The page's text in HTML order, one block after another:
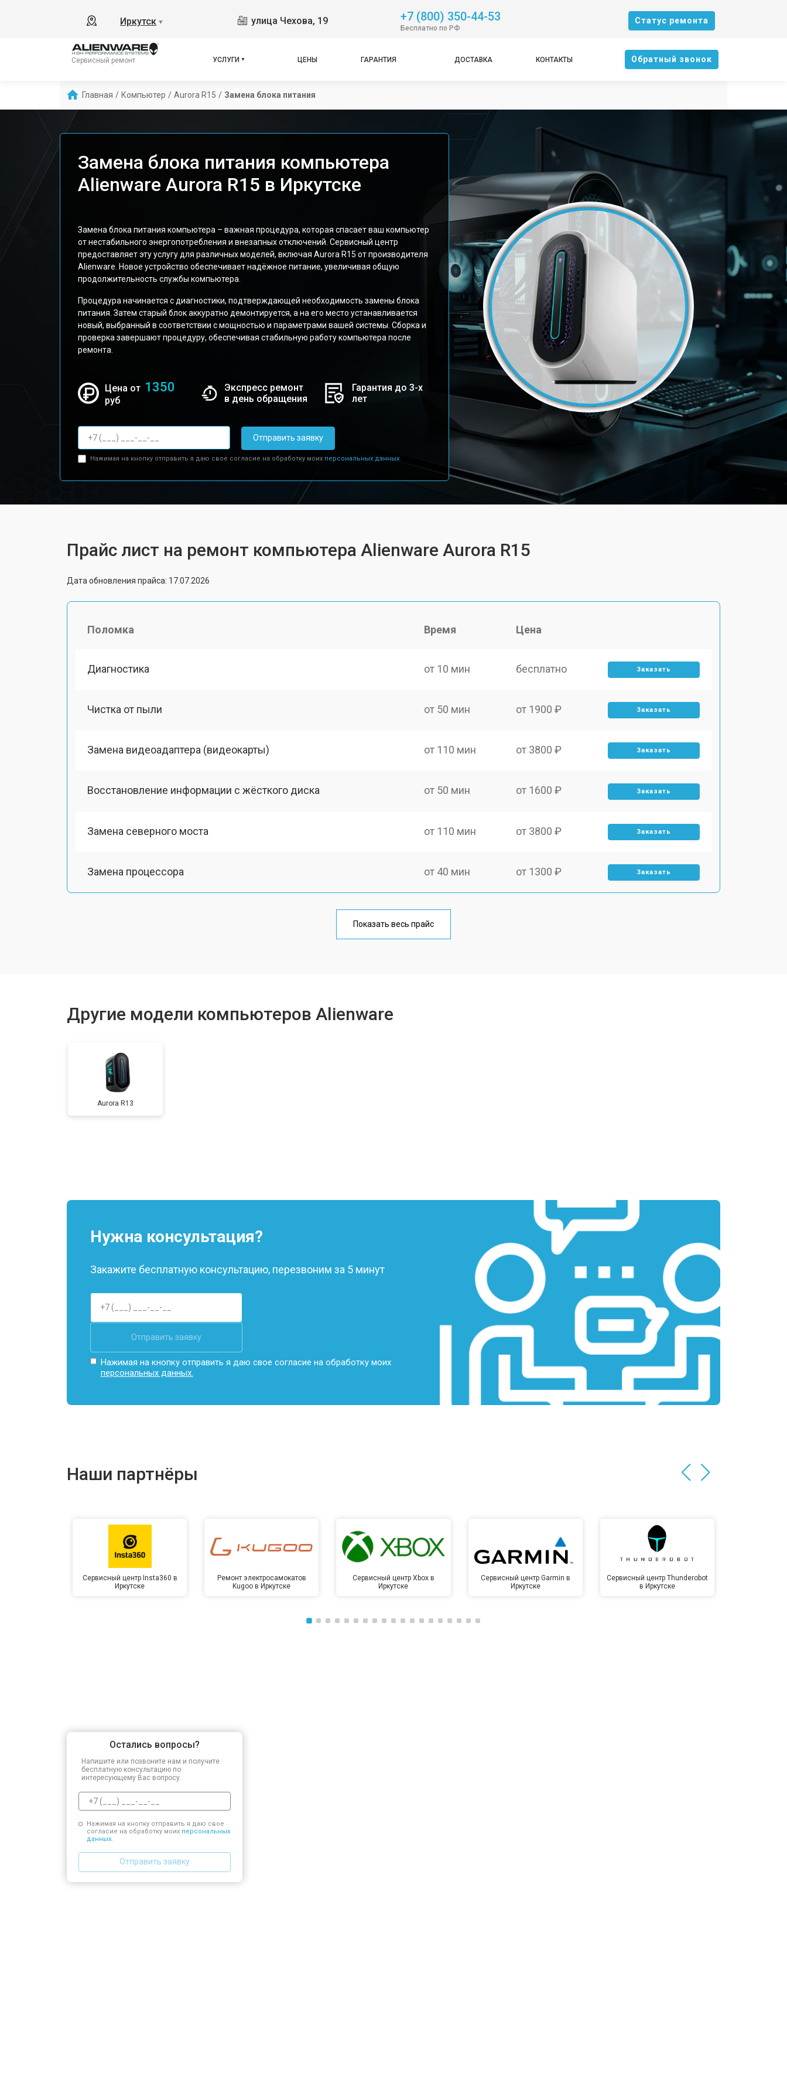
Иркутск ▼ улица Чехова, 19 +7 (800) 350-44-53
Бесплатно по РФ
Cтатус ремонта
Сервисный ремонт УСЛУГИ ЦЕНЫ ГАРАНТИЯ ДОСТАВКА КОНТАКТЫ Oбратный звонок
Главная / Компьютер / Aurora R15 / Замена блока питания
Замена блока питания компьютера
Alienware Aurora R15 в Иркутске
Замена блока питания компьютера – важная процедура, которая спасает ваш компьютер
от нестабильного энергопотребления и внезапных отключений. Сервисный центр
предоставляет эту услугу для различных моделей, включая Aurora R15 от производителя
Alienware. Новое устройство обеспечивает надёжное питание, увеличивая общую
продолжительность службы компьютера.
Процедура начинается с диагностики, подтверждающей необходимость замены блока
питания. Затем старый блок аккуратно демонтируется, а на его место устанавливается
новый, выбранный в соответствии с мощностью и параметрами вашей системы. Сборка и
проверка завершают процедуру, обеспечивая стабильную работу компьютера после
ремонта.
Цена от 1350
руб
Экспресс ремонт
в день обращения
Гарантия до 3-х
лет
Отправить заявку
Нажимая на кнопку отправить я даю свое согласие на обработку моих персональных данных.
Прайс лист на ремонт компьютера Alienware Aurora R15
Дата обновления прайса: 17.07.2026
Поломка Время Цена
Диагностика от 10 мин бесплатно Заказать
Чистка от пыли от 50 мин от 1900 ₽ Заказать
Замена видеоадаптера (видеокарты) от 110 мин от 3800 ₽ Заказать
Восстановление информации с жёсткого диска от 50 мин от 1600 ₽ Заказать
Замена северного моста от 110 мин от 3800 ₽ Заказать
Замена процессора от 40 мин от 1300 ₽ Заказать
от 50 мин
Замена звуковой платы
Показать весь прайс
Другие модели компьютеров Alienware
Aurora R13
Нужна консультация?
Закажите бесплатную консультацию, перезвоним за 5 минут
Отправить заявку
Нажимая на кнопку отправить я даю свое согласие на обработку моих
персональных данных.
Наши партнёры
Сервисный центр Insta360 в
Иркутске
Ремонт электросамокатов
Kugoo в Иркутске
Сервисный центр Xbox в
Иркутске
Сервисный центр Garmin в
Иркутске
Сервисный центр Thunderobot
в Иркутске
Остались вопросы?
Напишите или позвоните нам и получите
бесплатную консультацию по
интересующему Вас вопросу.
Нажимая на кнопку отправить я даю свое
согласие на обработку моих персональных
данных.
Отправить заявку